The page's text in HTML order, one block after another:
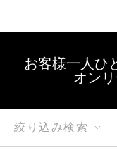
お客様一人ひ
オン
絞り込み検索